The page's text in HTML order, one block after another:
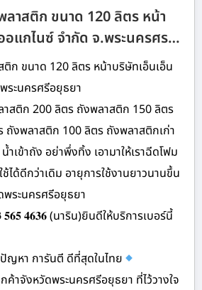
าสติก ขนาด 120 ลิตร หน้า
อแกไนซ์ จำกัด จ.พระนครศร…
ก ขนาด 120 ลิตร หน้าบริษัทเอ็นเอ็น
ระนครศรีอยุธยา
สติก 200 ลิตร ถังพลาสติก 150 ลิตร
ถังพลาสติก 100 ลิตร ถังพลาสติกเก่า
เข้าถัง อย่าพึ่งทิ้ง เอามาให้เราฉีดโฟม
ได้ดีกว่าเดิม อายุการใช้งานยาวนานขึ้น
ระนครศรีอยุธยา
𝟒𝟔𝟑𝟔 (นาริน)ยินดีให้บริการเบอร์นี้
ญหา การันตี ดีที่สุดในไทย
าจังหวัดพระนครศรีอยุธยา ที่ไว้วางใจ